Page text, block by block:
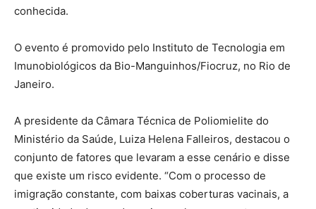
conhecida.
O evento é promovido pelo Instituto de Tecnologia em
Imunobiológicos da Bio-Manguinhos/Fiocruz, no Rio de
Janeiro.
A presidente da Câmara Técnica de Poliomielite do
Ministério da Saúde, Luiza Helena Falleiros, destacou o
conjunto de fatores que levaram a esse cenário e disse
que existe um risco evidente. “Com o processo de
imigração constante, com baixas coberturas vacinais, a